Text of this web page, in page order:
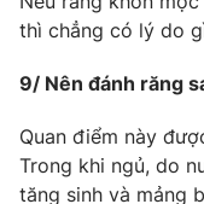
Giấy phép hoạt động
Tổng Biên tập: Vũ
Phó Tổng Biên tập:
Nguyễn Trọng Ninh
Tổng đài VTV: 024.38
thì chẳng có lý do
9/ Nên đánh răng
Quan điểm này
Trong khi ngủ, do
tăng sinh và mảng